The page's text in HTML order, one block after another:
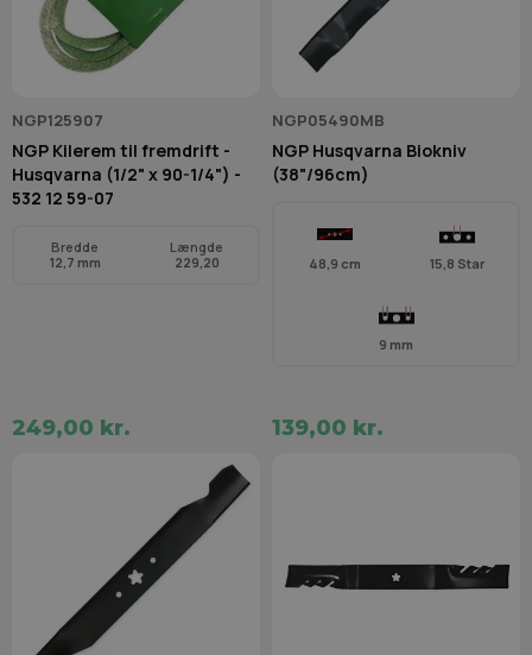
NGP125907
NGP Kilerem til fremdrift -
Husqvarna (1/2" x 90-1/4") -
532 12 59-07
Bredde
12,7 mm
Længde
229,20
249,00 kr.
NGP05490MB
NGP Husqvarna Biokniv
(38"/96cm)
48,9 cm 15,8 Star
9 mm
139,00 kr.